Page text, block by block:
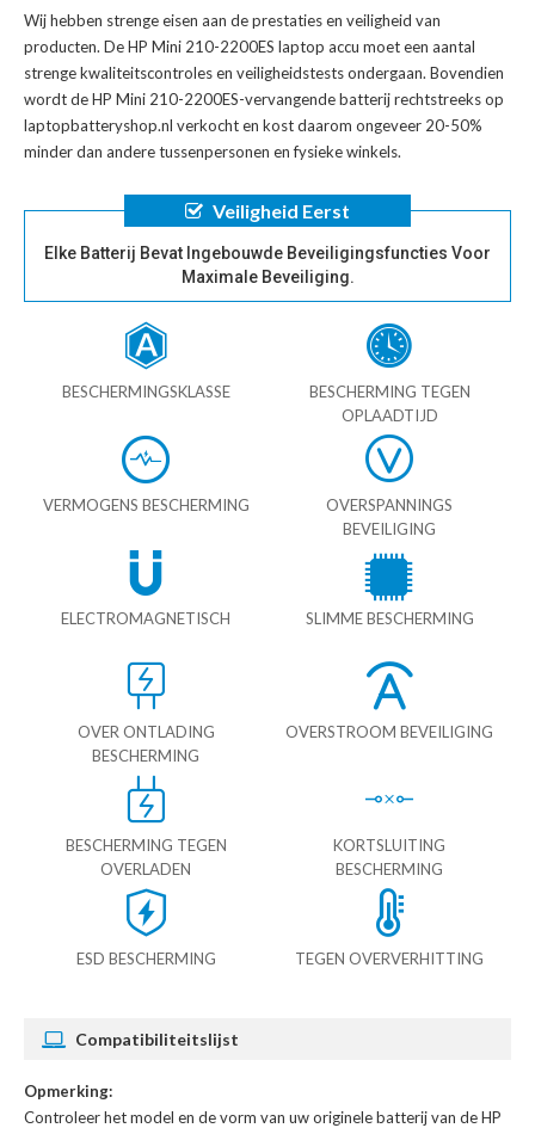
Wij hebben strenge eisen aan de prestaties en veiligheid van
producten. DeHP Mini 210-2200ES laptop accu moet een aantal
strenge kwaliteitscontroles en veiligheidstests ondergaan. Bovendien
wordt deHP Mini 210-2200ES-vervangende batterijrechtstreeks op
laptopbatteryshop.nl verkocht en kost daarom ongeveer 20-50%
minder dan andere tussenpersonen en fysieke winkels.
Veiligheid Eerst
Elke Batterij Bevat Ingebouwde Beveiligingsfuncties Voor
Maximale Beveiliging.
BESCHERMINGSKLASSE
BESCHERMING TEGEN
OPLAADTIJD
VERMOGENS BESCHERMING
OVERSPANNINGS
BEVEILIGING
ELECTROMAGNETISCH SLIMME BESCHERMING
OVER ONTLADING
BESCHERMING
OVERSTROOM BEVEILIGING
BESCHERMING TEGEN
OVERLADEN
KORTSLUITING
BESCHERMING
ESD BESCHERMING TEGEN OVERVERHITTING
Compatibiliteitslijst
Opmerking:
Controleer het model en de vorm van uw originele batterij van de HP